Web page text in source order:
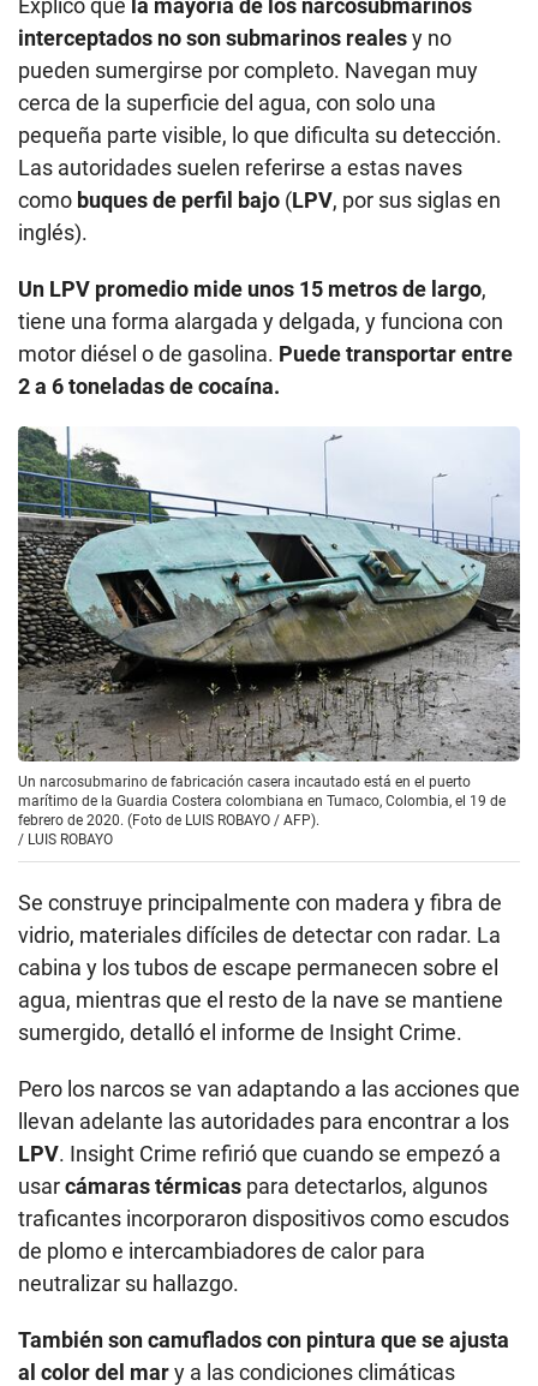
Explicó que la mayoría de los narcosubmarinos
interceptados no son submarinos realesy no
pueden sumergirse por completo. Navegan muy
cerca de la superficie del agua, con solo una
pequeña parte visible, lo que dificulta su detección.
Las autoridades suelen referirse a estas naves
como buques de perfil bajo (LPV, por sus siglas en
inglés).
Un LPV promedio mide unos 15 metros de largo,
tiene una forma alargada y delgada, y funciona con
motor diésel o de gasolina. Puede transportar entre
2 a 6 toneladas de cocaína.
Un narcosubmarino de fabricación casera incautado está en el puerto
marítimo de la Guardia Costera colombiana en Tumaco, Colombia, el 19 de
febrero de 2020. (Foto de LUIS ROBAYO / AFP).
/ LUIS ROBAYO
Se construye principalmente con madera y fibra de
vidrio, materiales difíciles de detectar con radar. La
cabina y los tubos de escape permanecen sobre el
agua, mientras que el resto de la nave se mantiene
sumergido, detalló el informe de Insight Crime.
Pero los narcos se van adaptando a las acciones que
llevan adelante las autoridades para encontrar a los
LPV. Insight Crime refirió que cuando se empezó a
usarcámaras térmicas para detectarlos, algunos
traficantes incorporaron dispositivos como escudos
de plomo e intercambiadores de calor para
neutralizar su hallazgo.
También son camuflados con pintura que se ajusta
al color del mary a las condiciones climáticas